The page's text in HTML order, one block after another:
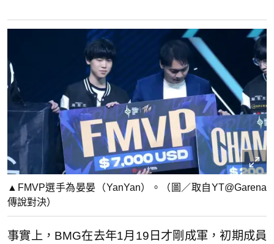
▲FMVP選手為晏晏（YanYan）。（圖／取自YT@Garena
傳說對決）
事實上，BMG在去年1月19日才剛成軍，初期成員